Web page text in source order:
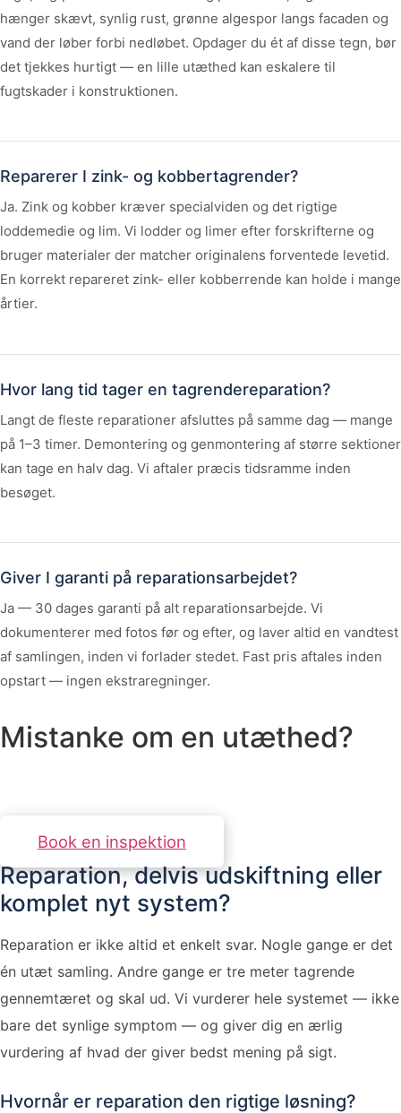
hænger skævt, synlig rust, grønne algespor langs facaden og
vand der løber forbi nedløbet. Opdager du ét af disse tegn, bør
det tjekkes hurtigt — en lille utæthed kan eskalere til
fugtskader i konstruktionen.
Reparerer I zink- og kobbertagrender?
Ja. Zink og kobber kræver specialviden og det rigtige
loddemedie og lim. Vi lodder og limer efter forskrifterne og
bruger materialer der matcher originalens forventede levetid.
En korrekt repareret zink- eller kobberrende kan holde i mange
årtier.
Hvor lang tid tager en tagrendereparation?
Langt de fleste reparationer afsluttes på samme dag — mange
på 1–3 timer. Demontering og genmontering af større sektioner
kan tage en halv dag. Vi aftaler præcis tidsramme inden
besøget.
Giver I garanti på reparationsarbejdet?
Ja — 30 dages garanti på alt reparationsarbejde. Vi
dokumenterer med fotos før og efter, og laver altid en vandtest
af samlingen, inden vi forlader stedet. Fast pris aftales inden
opstart — ingen ekstraregninger.
Mistanke om en utæthed?
Book en inspektion
Reparation, delvis udskiftning eller
komplet nyt system?
Reparation er ikke altid et enkelt svar. Nogle gange er det
én utæt samling. Andre gange er tre meter tagrende
gennemtæret og skal ud. Vi vurderer hele systemet — ikke
bare det synlige symptom — og giver dig en ærlig
vurdering af hvad der giver bedst mening på sigt.
Hvornår er reparation den rigtige løsning?